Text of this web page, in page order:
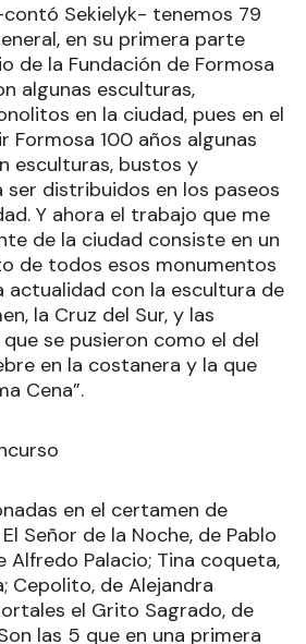
Sekielyk- tenemos 79
en su primera parte
de la Fundación de Formosa
algunas esculturas,
en la ciudad, pues en el
Formosa 100 años algunas
esculturas, bustos y
distribuidos en los paseos
Y ahora el trabajo que me
de la ciudad consiste en un
de todos esos monumentos
actualidad con la escultura de
la Cruz del Sur, y las
se pusieron como el del
en la costanera y la que
Cena”.
en el certamen de
Señor de la Noche, de Pablo
Alfredo Palacio; Tina coqueta,
Cepolito, de Alejandra
el Grito Sagrado, de
las 5 que en una primera